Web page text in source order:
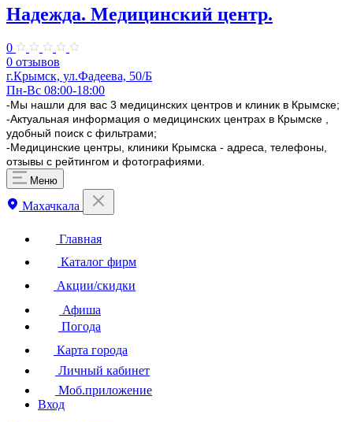
Надежда. Медицинский центр.
0
0 отзывов
г.Крымск, ул.Фадеева, 50/Б
Пн-Вс 08:00-18:00
-Мы нашли для вас 3 медицинских центров и клиник в Крымске;
-Актуальная информация о медицинских центрах в Крымске ,
удобный поиск с фильтрами;
-Медицинские центры, клиники Крымска - адреса, телефоны,
отзывы с рейтингом и фотографиями.
Меню
Махачкала
Главная
Каталог фирм
Акции/скидки
Афиша
Погода
Карта города
Личный кабинет
Моб.приложение
Вход